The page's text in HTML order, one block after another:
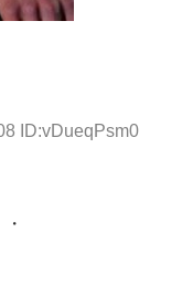
ID:vDueqPsm0